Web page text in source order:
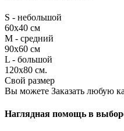
S - небольшой
60х40 см
M - средний
90х60 см
L - большой
120х80 см.
Свой размер
Вы можете Заказать любую
Наглядная помощь в